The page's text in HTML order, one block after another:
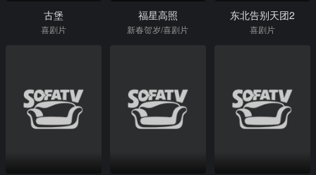
古堡
喜剧片
福星高照
新春贺岁/喜剧片
东北告别天团2
喜剧片